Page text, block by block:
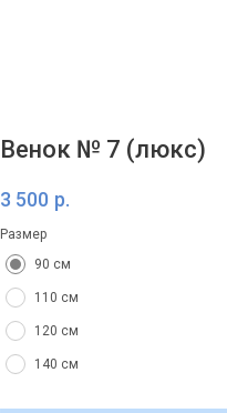
Венок № 7 (люкс)
3 500 р.
Размер
90 см
110 см
120 см
140 см